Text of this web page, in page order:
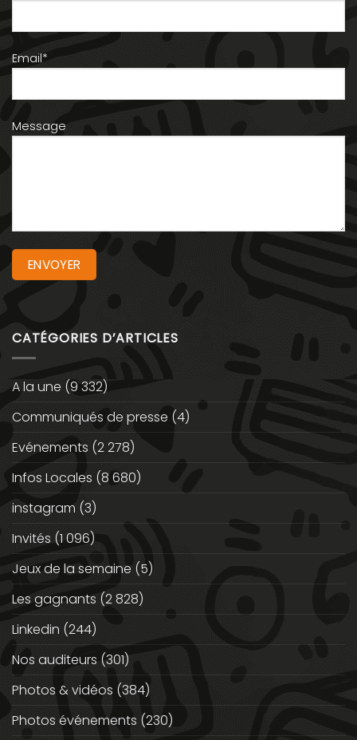
Email*
Message
CATÉGORIES D’ARTICLES
A la une (9 332)
Communiqués de presse (4)
Evénements (2 278)
Infos Locales (8 680)
instagram (3)
Invités (1 096)
Jeux de la semaine (5)
Les gagnants (2 828)
Linkedin (244)
Nos auditeurs (301)
Photos & vidéos (384)
Photos événements (230)